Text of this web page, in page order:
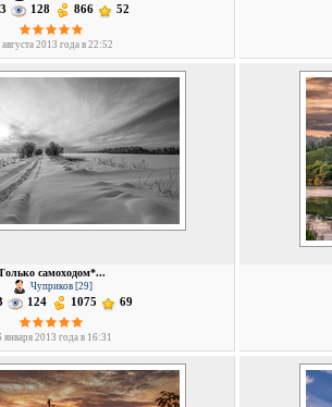
128 866 52
августа 2013 года в 22:52
самоходом*...
Чуприков [29]
124 1075 69
января 2013 года в 16:31